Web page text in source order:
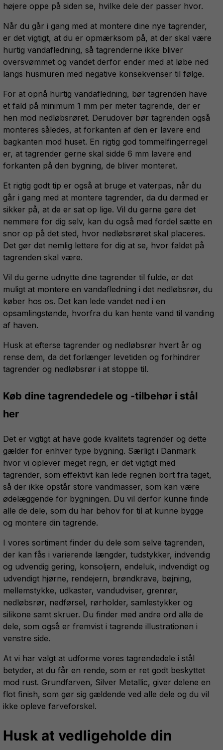
højere oppe på siden se, hvilke dele der passer hvor.
Når du går i gang med at montere dine nye tagrender,
er det vigtigt, at du er opmærksom på, at der skal være
hurtig vandafledning, så tagrenderne ikke bliver
oversvømmet og vandet derfor ender med at løbe ned
langs husmuren med negative konsekvenser til følge.
For at opnå hurtig vandafledning, bør tagrenden have
et fald på minimum 1 mm per meter tagrende, der er
hen mod nedløbsrøret. Derudover bør tagrenden også
monteres således, at forkanten af den er lavere end
bagkanten mod huset. En rigtig god tommelfingerregel
er, at tagrender gerne skal sidde 6 mm lavere end
forkanten på den bygning, de bliver monteret.
Et rigtig godt tip er også at bruge et vaterpas, når du
går i gang med at montere tagrender, da du dermed er
sikker på, at de er sat op lige. Vil du gerne gøre det
nemmere for dig selv, kan du også med fordel sætte en
snor op på det sted, hvor nedløbsrøret skal placeres.
Det gør det nemlig lettere for dig at se, hvor faldet på
tagrenden skal være.
Vil du gerne udnytte dine tagrender til fulde, er det
muligt at montere en vandafledning i det nedløbsrør, du
køber hos os. Det kan lede vandet ned i en
opsamlingstønde, hvorfra du kan hente vand til vanding
af haven.
Husk at efterse tagrender og nedløbsrør hvert år og
rense dem, da det forlænger levetiden og forhindrer
tagrender og nedløbsrør i at stoppe til.
Køb dine tagrendedele og -tilbehør i stål
her
Det er vigtigt at have gode kvalitets tagrender og dette
gælder for enhver type bygning. Særligt i Danmark
hvor vi oplever meget regn, er det vigtigt med
tagrender, som effektivt kan lede regnen bort fra taget,
så der ikke opstår store vandmasser, som kan være
ødelæggende for bygningen. Du vil derfor kunne finde
alle de dele, som du har behov for til at kunne bygge
og montere din tagrende.
I vores sortiment finder du dele som selve tagrenden,
der kan fås i varierende længder, tudstykker, indvendig
og udvendig gering, konsoljern, endeluk, indvendigt og
udvendigt hjørne, rendejern, brøndkrave, bøjning,
mellemstykke, udkaster, vandudviser, grenrør,
nedløbsrør, nedførsel, rørholder, samlestykker og
silikone samt skruer. Du finder med andre ord alle de
dele, som også er fremvist i tagrende illustrationen i
venstre side.
At vi har valgt at udforme vores tagrendedele i stål
betyder, at du får en rende, som er ret godt beskyttet
mod rust. Grundfarven, Silver Metallic, giver delene en
flot finish, som gør sig gældende ved alle dele og du vil
ikke opleve farveforskel.
Husk at vedligeholde din